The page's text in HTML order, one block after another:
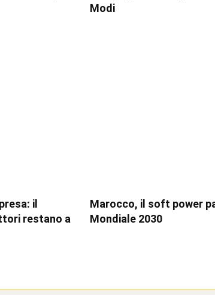
Modi
il
restano a
Marocco, il soft power
Mondiale 2030